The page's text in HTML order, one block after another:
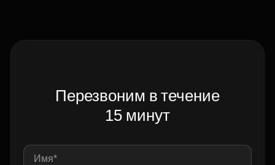
Перезвоним в течение
15 минут